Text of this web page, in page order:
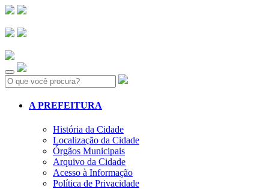
Search:
A PREFEITURA
História da Cidade
Localização da Cidade
Órgãos Municipais
Arquivo da Cidade
Acesso à Informação
Política de Privacidade